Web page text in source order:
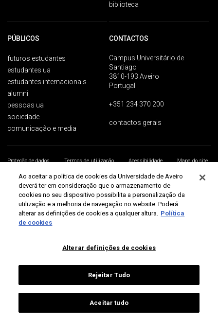
biblioteca
PÚBLICOS
futuros estudantes
estudantes ua
estudantes internacionais
alumni
pessoas ua
sociedade
comunicação e media
CONTACTOS
Campus Universitário de
Santiago
3810-193 Aveiro
Portugal
+351 234 370 200
contactos gerais
Proteção de dados Termos de utilização Acessibilidade
Mapa do site
Universidade de Aveiro 2026
Ao aceitar a política de cookies da Universidade de Aveiro
deverá ter em consideração que o armazenamento de
cookies no seu dispositivo possibilita a personalização da
utilização e a melhoria de navegação no website. Poderá
alterar as definições de cookies a qualquer altura. Política
de cookies
Alterar definições de cookies
Rejeitar Tudo
Aceitar tudo